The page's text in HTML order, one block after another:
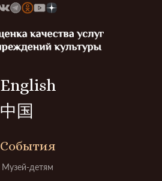
English
中国
События
Музей-детям